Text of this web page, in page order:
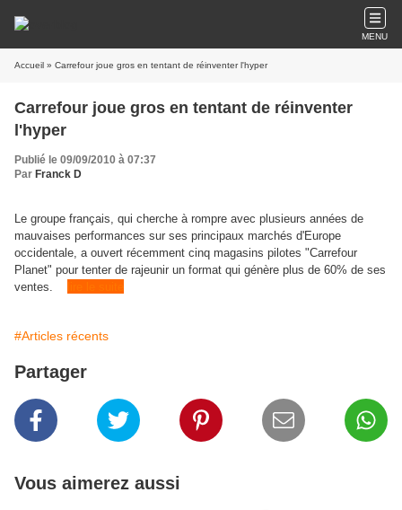
MENU
Accueil » Carrefour joue gros en tentant de réinventer l'hyper
Carrefour joue gros en tentant de réinventer
l'hyper
Publié le 09/09/2010 à 07:37
Par Franck D
Le groupe français, qui cherche à rompre avec plusieurs années de
mauvaises performances sur ses principaux marchés d'Europe
occidentale, a ouvert récemment cinq magasins pilotes "Carrefour
Planet" pour tenter de rajeunir un format qui génère plus de 60% de ses
ventes.
#Articles récents
Partager
Vous aimerez aussi